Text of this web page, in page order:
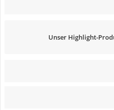
Unser Highlight-